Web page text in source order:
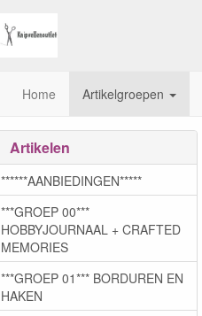
Home Artikelgroepen
Artikelen
******AANBIEDINGEN*****
***GROEP 00***
HOBBYJOURNAAL + CRAFTED
MEMORIES
***GROEP 01*** BORDUREN EN
HAKEN